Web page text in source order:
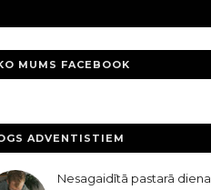
MUMS FACEBOOK
ADVENTISTIEM
Nesagaidītā pastarā diena